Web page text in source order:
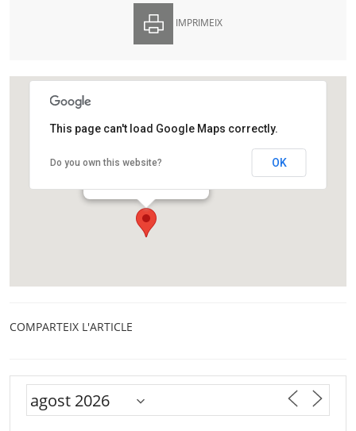
IMPRIMEIX
Institut d’Estudis Catalans
Carrer del Carme, 47
This page can't load Google Maps correctly.
Do you own this website? OK
COMPARTEIX L'ARTICLE